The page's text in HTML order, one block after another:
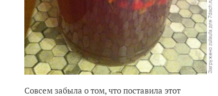
Совсем забыла о том, что поставила этот